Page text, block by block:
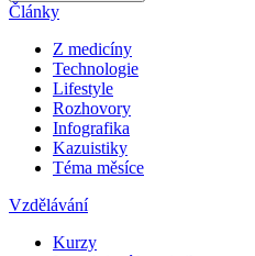
Články
Z medicíny
Technologie
Lifestyle
Rozhovory
Infografika
Kazuistiky
Téma měsíce
Vzdělávání
Kurzy